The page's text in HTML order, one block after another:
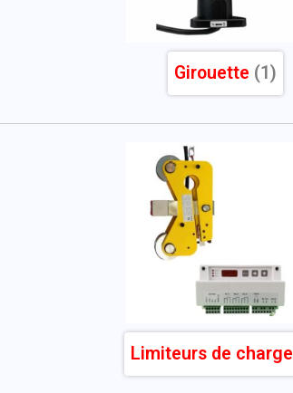
Girouette (1)
Limiteurs de charge